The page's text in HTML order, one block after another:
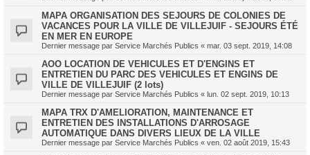
MAPA ORGANISATION DES SEJOURS DE COLONIES DE
VACANCES POUR LA VILLE DE VILLEJUIF - SEJOURS ÉTÉ
EN MER EN EUROPE
Dernier message par Service Marchés Publics « mar. 03 sept. 2019, 14:08
AOO LOCATION DE VEHICULES ET D'ENGINS ET
ENTRETIEN DU PARC DES VEHICULES ET ENGINS DE
VILLE DE VILLEJUIF (2 lots)
Dernier message par Service Marchés Publics « lun. 02 sept. 2019, 10:13
MAPA TRX D'AMELIORATION, MAINTENANCE ET
ENTRETIEN DES INSTALLATIONS D'ARROSAGE
AUTOMATIQUE DANS DIVERS LIEUX DE LA VILLE
Dernier message par Service Marchés Publics « ven. 02 août 2019, 15:43